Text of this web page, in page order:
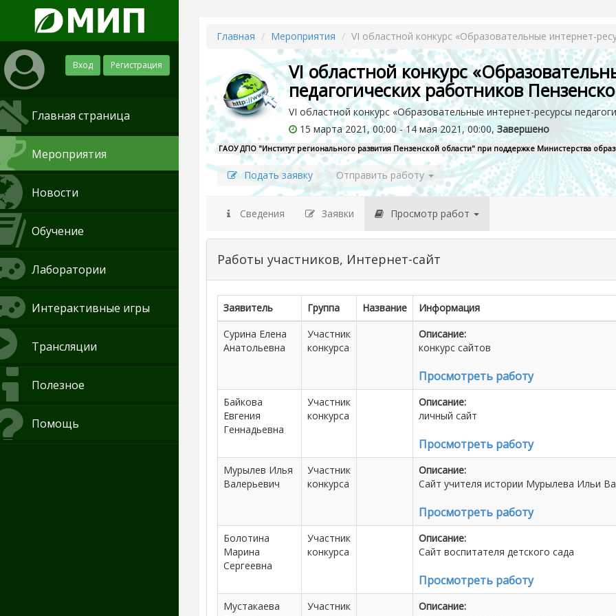
Вход Регистрация
Главная страница
Мероприятия
Новости
Обучение
Лаборатории
Интерактивные игры
Трансляции
Полезное
Помощь
Главная Мероприятия VI областной конкурс «Образовательные интернет-
VI областной конкурс
педагогических работников
VI областной конкурс «Образовательные интернет-ресурсы
15 марта 2021, 00:00 - 14 мая 2021, 00:00, Завершено
ГАОУ ДПО "Институт регионального развития Пензенской области" при поддержке Министерства
Подать заявку Отправить работу
Сведения Заявки Просмотр работ
Работы участников, Интернет-сайт
Заявитель Группа Название
Информация
Сурина Елена
Анатольевна
Участник
конкурса
Описание:
конкурс сайтов
Просмотреть работу
Байкова
Евгения
Геннадьевна
Участник
конкурса
Описание:
личный сайт
Просмотреть работу
Мурылев Илья
Валерьевич
Участник
конкурса
Описание:
Сайт учителя истории Мурылева Ильи
Просмотреть работу
Болотина
Марина
Сергеевна
Участник
конкурса
Описание:
Сайт воспитателя детского сада
Просмотреть работу
Мустакаева
Участник
Описание: